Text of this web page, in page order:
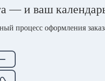
— и ваш
процесс оформления